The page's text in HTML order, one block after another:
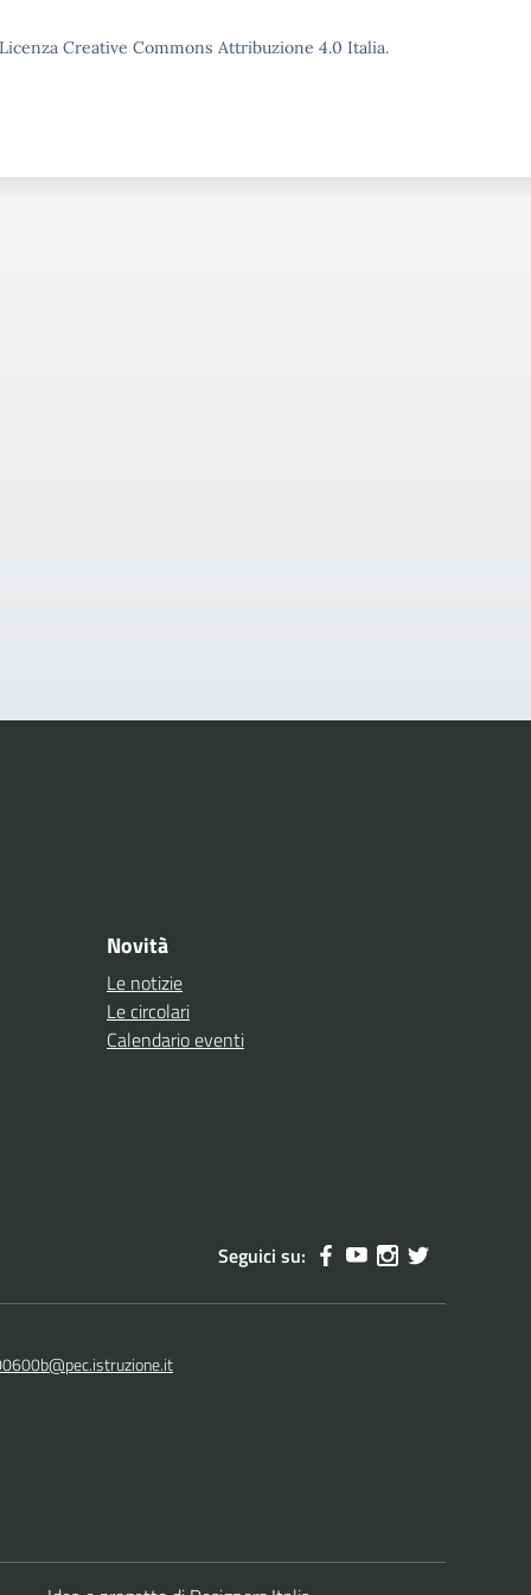
Creative Commons Attribuzione 4.0 Italia.
Novità
Le notizie
Le circolari
Calendario eventi
Seguici su: